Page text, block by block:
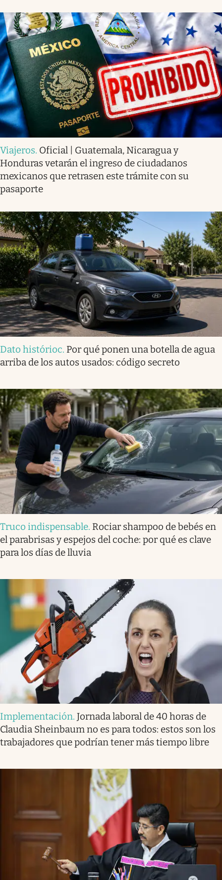
Viajeros. Oficial | Guatemala, Nicaragua y
Honduras vetarán el ingreso de ciudadanos
mexicanos que retrasen este trámite con su
pasaporte
Dato histórioc. Por qué ponen una botella de agua
arriba de los autos usados: código secreto
Truco indispensable. Rociar shampoo de bebés en
el parabrisas y espejos del coche: por qué es clave
para los días de lluvia
Implementación. Jornada laboral de 40 horas de
Claudia Sheinbaum no es para todos: estos son los
trabajadores que podrían tener más tiempo libre